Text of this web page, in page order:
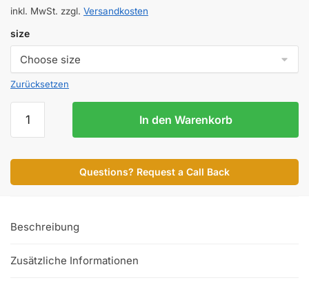
inkl. MwSt. zzgl. Versandkosten
size
Zurücksetzen
SHORTS
CO
In den Warenkorb
Questions? Request a Call Back
Beschreibung
Zusätzliche Informationen